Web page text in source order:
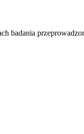
badania